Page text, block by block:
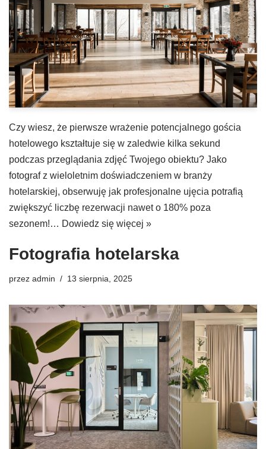
Czy wiesz, że pierwsze wrażenie potencjalnego gościa
hotelowego kształtuje się w zaledwie kilka sekund
podczas przeglądania zdjęć Twojego obiektu? Jako
fotograf z wieloletnim doświadczeniem w branży
hotelarskiej, obserwuję jak profesjonalne ujęcia potrafią
zwiększyć liczbę rezerwacji nawet o 180% poza
sezonem!… Dowiedz się więcej »
Fotografia hotelarska
przez admin 13 sierpnia, 2025